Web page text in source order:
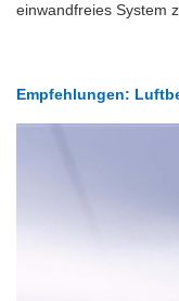
einwandfreies System
Empfehlungen: